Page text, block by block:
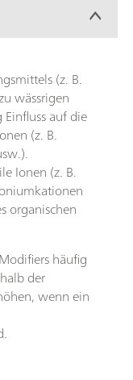
(z. B.
wässrigen
auf die
(z. B.
Ionen (z. B.
organischen
häufig
der
wenn ein